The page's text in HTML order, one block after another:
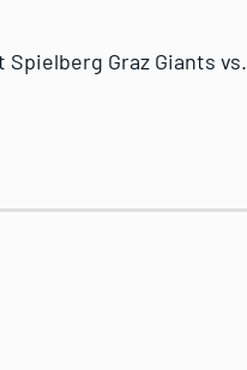
Graz Giants vs.